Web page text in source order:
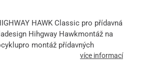
HAWK Classic pro přídavná
Hihgway Hawkmontáž na
montáž přídavných
více informací